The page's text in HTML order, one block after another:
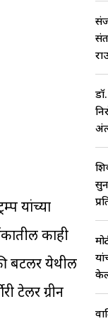
यांच्या
काही
बटलर येथील
टेलर ग्रीन